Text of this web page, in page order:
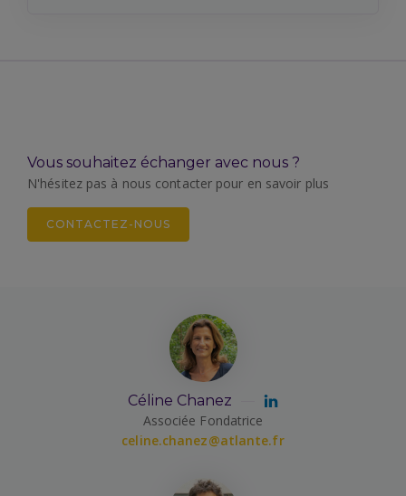
Vous souhaitez échanger avec nous ?
N'hésitez pas à nous contacter pour en savoir plus
CONTACTEZ-NOUS
Céline Chanez
Associée Fondatrice
celine.chanez@atlante.fr